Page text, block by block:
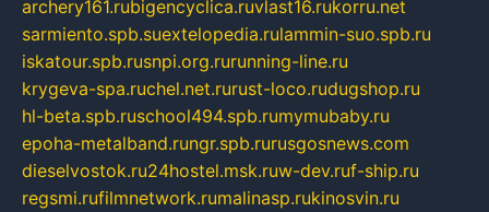
archery161.rubigencyclica.ruvlast16.rukorru.net
sarmiento.spb.suextelopedia.rulammin-suo.spb.ru
iskatour.spb.rusnpi.org.rurunning-line.ru
krygeva-spa.ruchel.net.rurust-loco.rudugshop.ru
hl-beta.spb.ruschool494.spb.rumymubaby.ru
epoha-metalband.rungr.spb.rurusgosnews.com
dieselvostok.ru24hostel.msk.ruw-dev.ruf-ship.ru
regsmi.rufilmnetwork.rumalinasp.rukinosvin.ru